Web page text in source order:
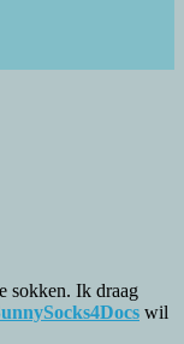
sokken. Ik draag
wil